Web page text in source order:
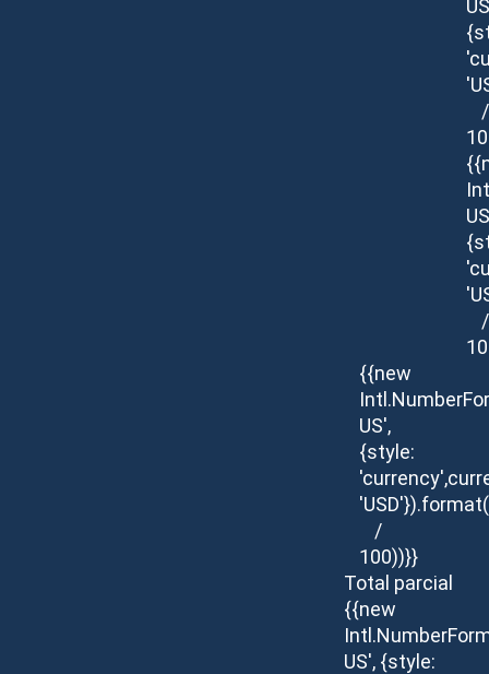
/
/
{{new
US',
{style:
/
100))}}
Total parcial
{{new
US', {style: